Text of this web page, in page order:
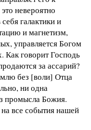
невероятно
галактики и
и магнетизм,
управляется Богом
Как говорит Господь
за ассарий?
без [воли] Отца
ни одна
промысла Божия.
все события нашей